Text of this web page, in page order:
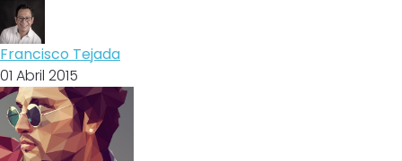
Francisco Tejada
01 Abril 2015